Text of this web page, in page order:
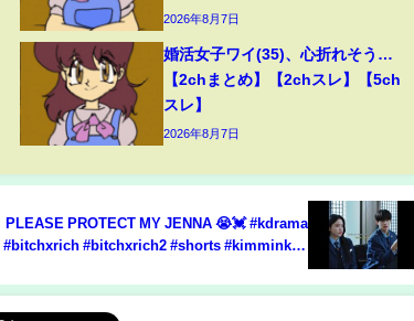
2026年8月7日
婚活女子ワイ(35)、心折れそう…
【2chまとめ】【2chスレ】【5ch
スレ】
2026年8月7日
PLEASE PROTECT MY JENNA 😭💓 #kdrama
#bitchxrich #bitchxrich2 #shorts #kimminkyu